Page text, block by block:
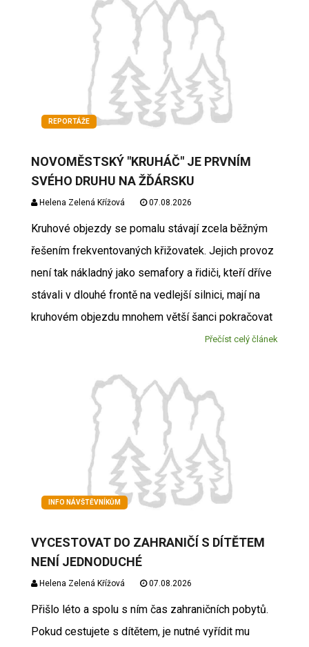
REPORTÁŽE
NOVOMĚSTSKÝ "KRUHÁČ" JE PRVNÍM
SVÉHO DRUHU NA ŽĎÁRSKU
Helena Zelená Křížová 07.08.2026
Kruhové objezdy se pomalu stávají zcela běžným
řešením frekventovaných křižovatek. Jejich provoz
není tak nákladný jako semafory a řidiči, kteří dříve
stávali v dlouhé frontě na vedlejší silnici, mají na
kruhovém objezdu mnohem větší šanci pokračovat
Přečíst celý článek
INFO NÁVŠTĚVNÍKŮM
VYCESTOVAT DO ZAHRANIČÍ S DÍTĚTEM
NENÍ JEDNODUCHÉ
Helena Zelená Křížová 07.08.2026
Přišlo léto a spolu s ním čas zahraničních pobytů.
Pokud cestujete s dítětem, je nutné vyřídit mu